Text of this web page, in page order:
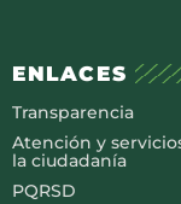
ENLACES
Transparencia
Atención y
la ciudadanía
PQRSD